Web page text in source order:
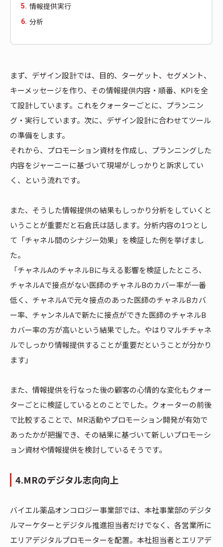
情報提供実行
分析
まず、デザイン設計では、目的、ターゲット、セグメント、
キーメッセージを作り、その情報提供内容・順番、KPIを全
て設計しています。これをクォーターごとに、プランニン
グ・実行しています。次に、デザイン設計に合わせてツール
の準備をします。
それから、プロモーション資材を作成し、プランニングした
内容をジャーニーに基づいて現場がしっかりと訴求してい
く、という流れです。
また、そうした情報提供の結果もしっかり分析をしていくと
いうことが重要だと石倉氏は話します。分析内容の1つとし
て「チャネル間のシナジー効果」を検証した例を挙げまし
た。
「チャネルAのチャネルBに与える影響を検証したところ、
チャネルAで接点がない医師のチャネルBのカバー率が一番
低く、チャネルAで元々接点のあった医師のチャネルBカバ
ー率、チャンネルAで新たに接点ができた医師のチャネルB
カバー率の方が高いという結果でした。やはりマルチチャネ
ルでしっかり情報提供することが重要だということが分かり
ます」
また、情報提供を行なった後の顧客の心情的な変化もクォー
ターごとに検証しているとのことでした。クォーターの前後
で比較することで、MR活動やプロモーション開発が有効で
あったかが把握でき、その結果に基づいて新しいプロモーシ
ョン資材や情報提供を検討しているそうです。
4.MRのデジタル志向向上
バイエル薬品オンコロジー事業部では、本社事業部のデジタ
ルマーケターとデジタル推進担当者だけでなく、各営業所に
エリアデジタルプロモーターを配置。本社担当者とエリアデ